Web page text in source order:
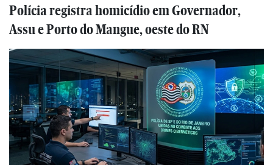
Polícia registra homicídio em Governador,
Assu e Porto do Mangue, oeste do RN